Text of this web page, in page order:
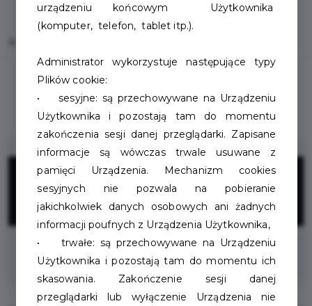
50%
ZNIŻKI
Zniżka na adopcję psa lub kota
urządzeniu końcowym Użytkownika
(komputer, telefon, tablet itp.).
Administrator wykorzystuje następujące typy
Plików cookie:
• sesyjne: są przechowywane na Urządzeniu
Użytkownika i pozostają tam do momentu
zakończenia sesji danej przeglądarki. Zapisane
informacje są wówczas trwale usuwane z
pamięci Urządzenia. Mechanizm cookies
sesyjnych nie pozwala na pobieranie
jakichkolwiek danych osobowych ani żadnych
informacji poufnych z Urządzenia Użytkownika,
• trwałe: są przechowywane na Urządzeniu
Użytkownika i pozostają tam do momentu ich
skasowania. Zakończenie sesji danej
przeglądarki lub wyłączenie Urządzenia nie